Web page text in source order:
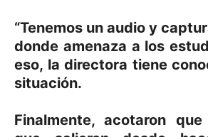
“Tenemos un audio y
donde amenaza a los
eso, la directora tiene
situación.
Finalmente, acotaron